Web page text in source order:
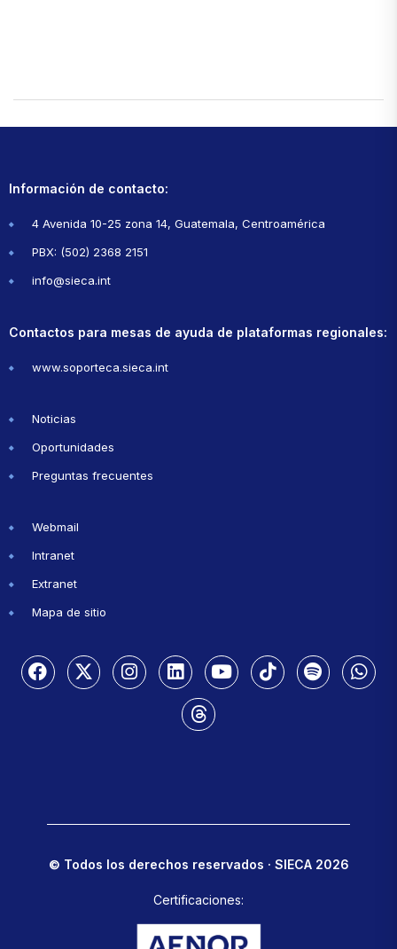
Información de contacto:
4 Avenida 10-25 zona 14, Guatemala, Centroamérica
PBX: (502) 2368 2151
info@sieca.int
Contactos para mesas de ayuda de plataformas regionales:
www.soporteca.sieca.int
Noticias
Oportunidades
Preguntas frecuentes
Webmail
Intranet
Extranet
Mapa de sitio
© Todos los derechos reservados · SIECA 2026
Certificaciones: